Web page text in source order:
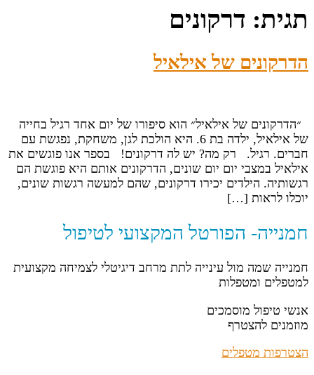
תגית: דרקונים
הדרקונים של אילאיל
״הדרקונים של אילאיל״ הוא סיפורו של יום אחד רגיל בחייה
של אילאיל, ילדה בת 6. היא הולכת לגן, משחקת, נפגשת עם
חברים. רגיל. רק מה? יש לה דרקונים! בספר אנו פוגשים את
אילאיל במצבי יום יום שונים, הדרקונים אותם היא פוגשת הם
רגשותיה. הילדים יכירו דרקונים, שהם למעשה רגשות שונים,
יוכלו לראות […]
חמנייה- הפורטל המקצועי לטיפול
חמנייה שמה מול עינייה לתת מרחב דיגיטלי לצמיחה מקצועית
למטפלים ומטפלות
אנשי טיפול מוסמכים
מוזמנים להצטרף
הצטרפות מטפלים